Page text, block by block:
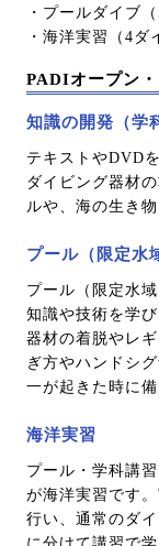
・プールダイブ
・海洋実習（4ダ
PADIオープン
知識の開発（学
テキストやDVD
ダイビング器材
ルや、海の生き
プール（限定水
プール（限定水
知識や技術を学び
器材の着脱やレ
ぎ方やハンドシ
一が起きた時に
海洋実習
プール・学科講
が海洋実習です
行い、通常のダ